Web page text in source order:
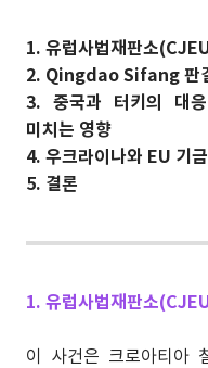
1. 유럽사법재판소
2. Qingdao Sifang 판
3. 중국과 터키의 대응
미치는 영향
4. 우크라이나와 EU 기
5. 결론
1. 유럽사법재판소
이 사건은 크로아티아